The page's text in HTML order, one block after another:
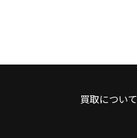
買取について